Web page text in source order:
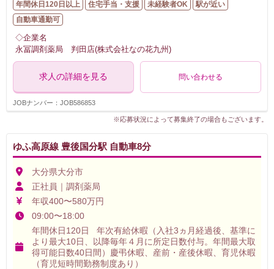
年間休日120日以上 住宅手当・支援 未経験者OK
駅が近い
自動車通勤可
◇企業名
永冨調剤薬局 判田店(株式会社なの花九州)
求人の詳細を見る 問い合わせる
JOBナンバー：JOB586853
※応募状況によって募集終了の場合もございます。
ゆふ高原線 豊後国分駅 自動車8分
大分県大分市
正社員｜調剤薬局
年収400〜580万円
09:00〜18:00
年間休日120日 年次有給休暇（入社3ヵ月経過後、基準に
より最大10日、以降毎年４月に所定日数付与。年間最大取
得可能日数40日間）慶弔休暇、産前・産後休暇、育児休暇
（育児短時間勤務制度あり）